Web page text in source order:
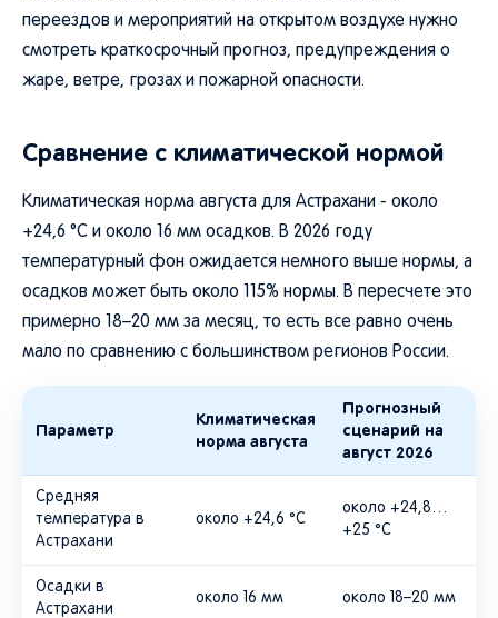
переездов и мероприятий на открытом воздухе нужно
смотреть краткосрочный прогноз, предупреждения о
жаре, ветре, грозах и пожарной опасности.
Сравнение с климатической нормой
Климатическая норма августа для Астрахани - около
+24,6 °C и около 16 мм осадков. В 2026 году
температурный фон ожидается немного выше нормы, а
осадков может быть около 115% нормы. В пересчете это
примерно 18–20 мм за месяц, то есть все равно очень
мало по сравнению с большинством регионов России.
Параметр
Климатическая
норма августа
Прогнозный
сценарий на
август 2026
Средняя
температура в
Астрахани
около +24,6 °C
около +24,8…
+25 °C
Осадки в
Астрахани
около 16 мм около 18–20 мм